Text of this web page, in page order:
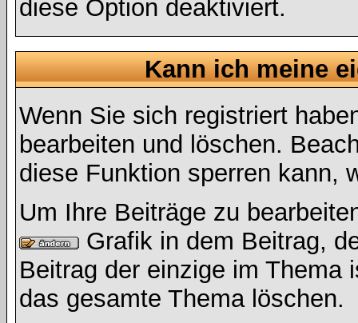
diese Option deaktiviert.
Kann ich meine
Wenn Sie sich registriert
bearbeiten und löschen.
diese Funktion sperren kann,
Um Ihre Beiträge zu
Grafik in dem Beitrag,
Beitrag der einzige im Thema
das gesamte Thema löschen.